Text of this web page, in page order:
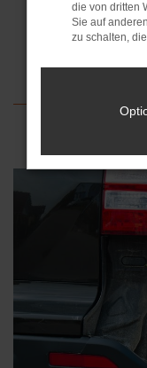
Das
die von dritten
Sie auf
zu schalten,